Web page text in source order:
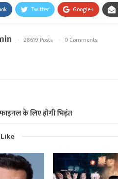
Twitter Google+
28619 Posts 0 Comments
के लिए होगी भिड़ंत